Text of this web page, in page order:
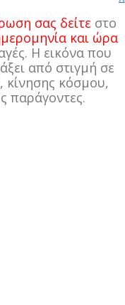
σας δείτεστο
και ώρα
Η εικόνα που
από στιγμή σε
κίνησης κόσμου,
παράγοντες.